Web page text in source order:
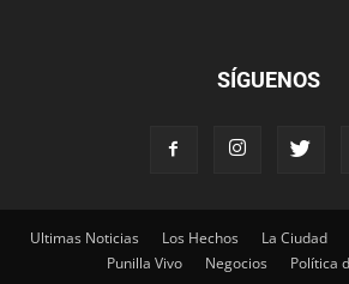
SÍGUENOS
Ultimas Noticias Los Hechos La Ciudad
Punilla Vivo
Negocios Política